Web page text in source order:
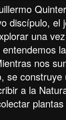
discípulo, el
una
nos
se
a la